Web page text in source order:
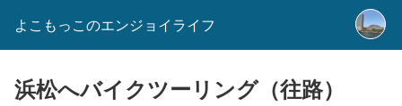
よこもっこのエンジョイライフ
浜松へバイクツーリング（往路）